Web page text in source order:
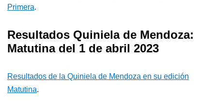
Primera.
Resultados Quiniela de Mendoza:
Matutina del 1 de abril 2023
Resultados de la Quiniela de Mendoza en su edición
Matutina.